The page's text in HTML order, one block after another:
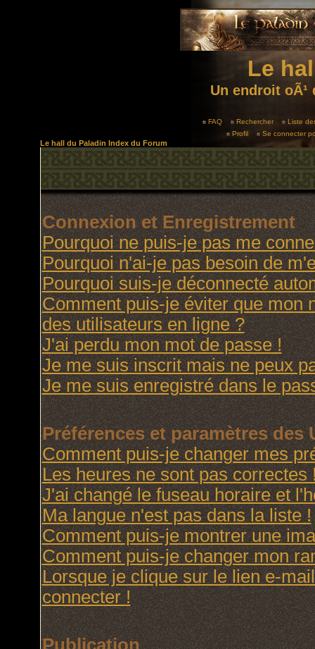
Le
Un endroit
FAQ Rechercher
Liste
Profil
Se connecter
Le hall du Paladin Index du Forum
Connexion et Enregistrement
Pourquoi ne puis-je pas me
Pourquoi n'ai-je pas besoin de
Pourquoi suis-je déconnecté
Comment puis-je éviter que mon
des utilisateurs en ligne ?
J'ai perdu mon mot de passe !
Je me suis inscrit mais ne peux
Je me suis enregistré dans le
Préférences et paramètres des
Comment puis-je changer mes
Les heures ne sont pas correctes
J'ai changé le fuseau horaire et
Ma langue n'est pas dans la liste !
Comment puis-je montrer une
Comment puis-je changer mon
Lorsque je clique sur le lien e-
connecter !
Publication